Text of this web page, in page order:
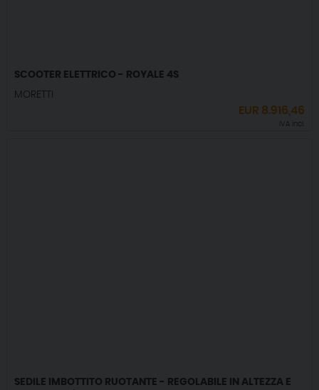
SCOOTER ELETTRICO - ROYALE 4S
MORETTI
EUR 8.916,46
IVA incl.
SEDILE IMBOTTITO RUOTANTE - REGOLABILE IN ALTEZZA E